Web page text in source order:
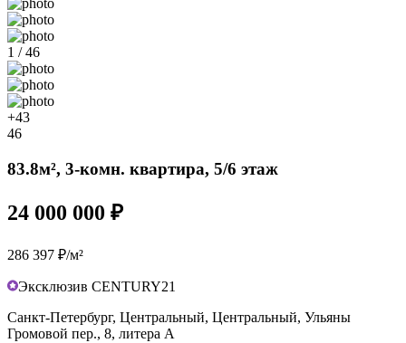
1 / 46
+43
46
83.8м², 3-комн. квартира, 5/6 этаж
24 000 000 ₽
286 397 ₽/м²
Эксклюзив CENTURY21
Санкт-Петербург, Центральный, Центральный, Ульяны
Громовой пер., 8, литера А